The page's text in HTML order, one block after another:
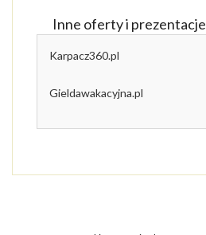
Inne oferty i prezentacje
Karpacz360.pl
Gieldawakacyjna.pl